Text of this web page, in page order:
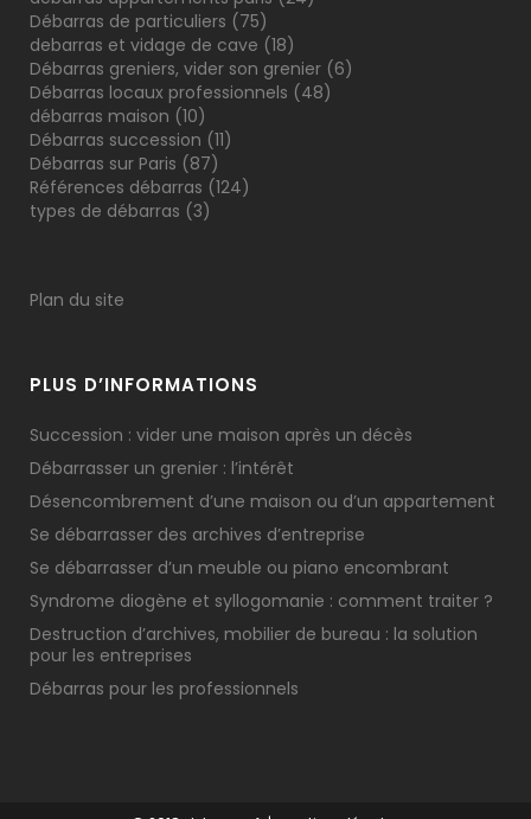
Débarras de particuliers (75)
debarras et vidage de cave (18)
Débarras greniers, vider son grenier (6)
Débarras locaux professionnels (48)
débarras maison (10)
Débarras succession (11)
Débarras sur Paris (87)
Références débarras (124)
types de débarras (3)
Plan du site
PLUS D’INFORMATIONS
Succession : vider une maison après un décès
Débarrasser un grenier : l’intérêt
Désencombrement d’une maison ou d’un appartement
Se débarrasser des archives d’entreprise
Se débarrasser d’un meuble ou piano encombrant
Syndrome diogène et syllogomanie : comment traiter ?
Destruction d’archives, mobilier de bureau : la solution
pour les entreprises
Débarras pour les professionnels